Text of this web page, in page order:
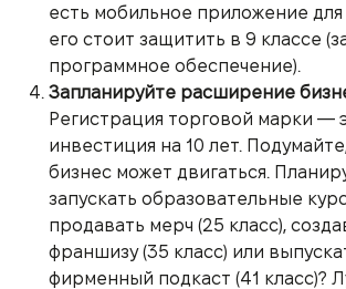
есть мобильное приложение для
его стоит защитить в 9 классе
программное обеспечение).
Запланируйте расширение
Регистрация торговой марки —
инвестиция на 10 лет.
бизнес может двигаться.
запускать образовательные
продавать мерч (25 класс),
франшизу (35 класс) или
фирменный подкаст (41 класс)?